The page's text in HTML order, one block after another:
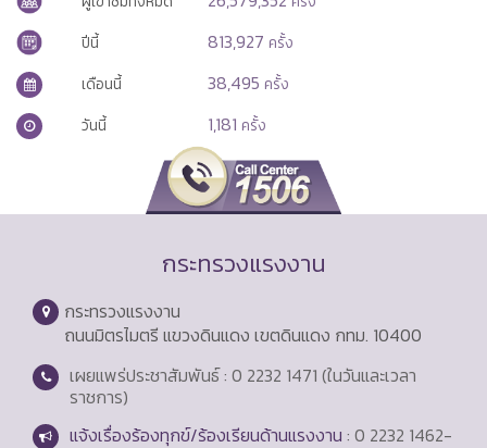
ปีนี้
813,927 ครั้ง
เดือนนี้
38,495 ครั้ง
วันนี้
1,181 ครั้ง
กระทรวงแรงงาน
กระทรวงแรงงาน
ถนนมิตรไมตรี แขวงดินแดง เขตดินแดง กทม. 10400
เผยแพร่ประชาสัมพันธ์ : 0 2232 1471 (ในวันและเวลา
ราชการ)
แจ้งเรื่องร้องทุกข์/ร้องเรียนด้านแรงงาน : 0 2232 1462-